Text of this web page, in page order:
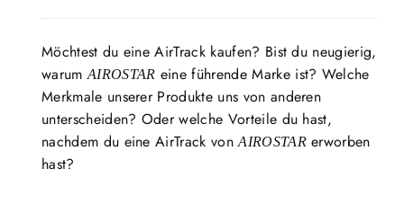
Möchtest du eine AirTrack kaufen? Bist du neugierig,
warumAIROSTAR eine führende Marke ist? Welche
Merkmale unserer Produkte uns von anderen
unterscheiden? Oder welche Vorteile du hast,
nachdem du eine AirTrack vonAIROSTARerworben
hast?